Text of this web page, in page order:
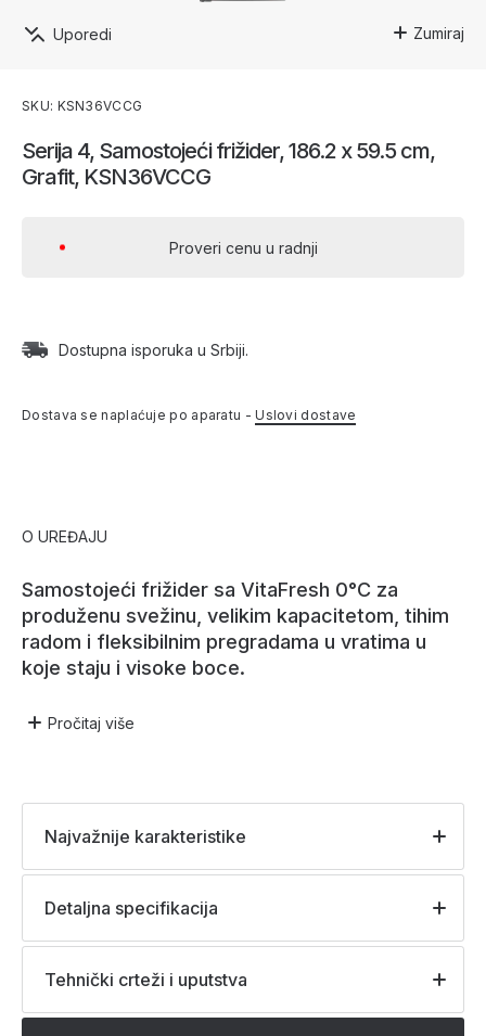
Zumiraj
Uporedi
Serija 4, Samostojeći frižider, 186.2 x 59.5 cm,
Grafit, KSN36VCCG
Proveri cenu u radnji
Dostupna isporuka u Srbiji.
Dostava se naplaćuje po aparatu -Uslovi dostave
SKU: KSN36VCCG
O UREĐAJU
Samostojeći frižider sa VitaFresh 0°C za
produženu svežinu, velikim kapacitetom, tihim
radom i fleksibilnim pregradama u vratima u
koje staju i visoke boce.
Pročitaj više
Najvažnije karakteristike
Detaljna specifikacija
Tehnički crteži i uputstva